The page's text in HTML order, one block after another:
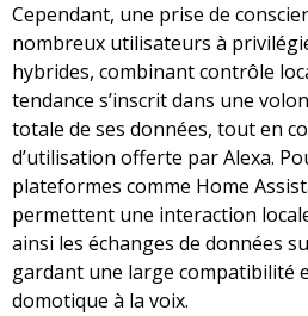
Cependant, une prise de
nombreux utilisateurs à
hybrides, combinant contrôle
tendance s’inscrit dans une
totale de ses données, tout en
d’utilisation offerte par Alexa.
plateformes comme Home
permettent une interaction
ainsi les échanges de données
gardant une large compatibilité
domotique à la voix.